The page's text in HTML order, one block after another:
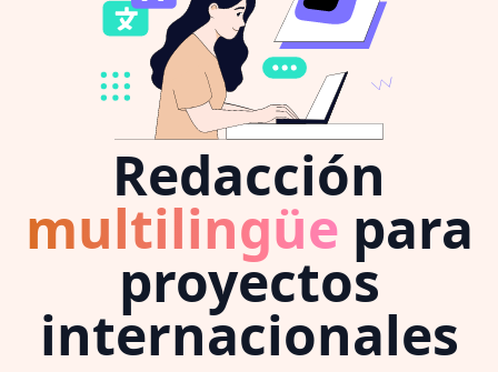
Redacción
multilingüe para
proyectos
internacionales